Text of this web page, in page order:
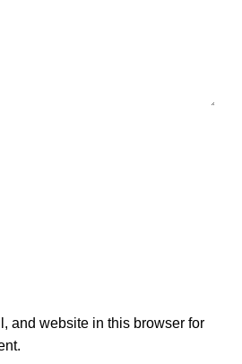
and website in this browser for